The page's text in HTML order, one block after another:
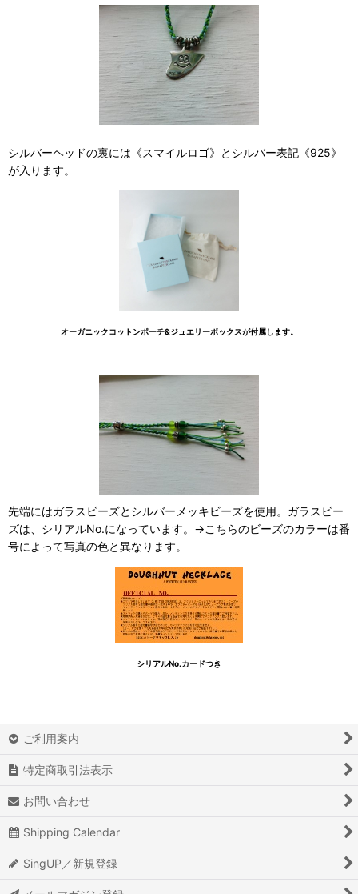
シルバーヘッドの裏には《スマイルロゴ》とシルバー表記《925》
が入ります。
オーガニックコットンポーチ&ジュエリーボックスが付属します。
先端にはガラスビーズとシルバーメッキビーズを使用。ガラスビー
ズは、シリアルNo.になっています。→こちらのビーズのカラーは番
号によって写真の色と異なります。
シリアルNo.カードつき
ご利用案内
特定商取引法表示
お問い合わせ
Shipping Calendar
SingUP／新規登録